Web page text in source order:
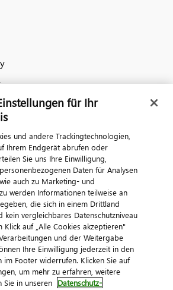
Sie uns
© 2026 DATEV eG
DatenschutzAGB Kontakt
Cookie-Einstellungen
für Ihr
und andere Trackingtechnologien,
Ihrem Endgerät abrufen oder
Sie uns Ihre Einwilligung,
Daten für Analysen
auch zu Marketing- und
werden Informationen teilweise an
die sich in einem Drittland
kein vergleichbares Datenschutzniveau
Klick auf „Alle Cookies akzeptieren"
und der Weitergabe
Ihre Einwilligung jederzeit in den
im Footer widerrufen. Klicken Sie auf
um mehr zu erfahren, weitere
Sie in unseren Datenschutz-